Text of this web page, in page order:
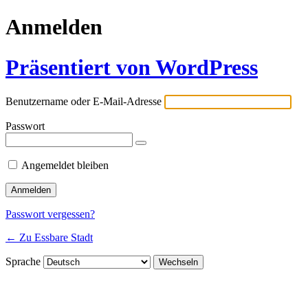
Anmelden
Präsentiert von WordPress
Benutzername oder E-Mail-Adresse
Passwort
Angemeldet bleiben
Passwort vergessen?
← Zu Essbare Stadt
Sprache